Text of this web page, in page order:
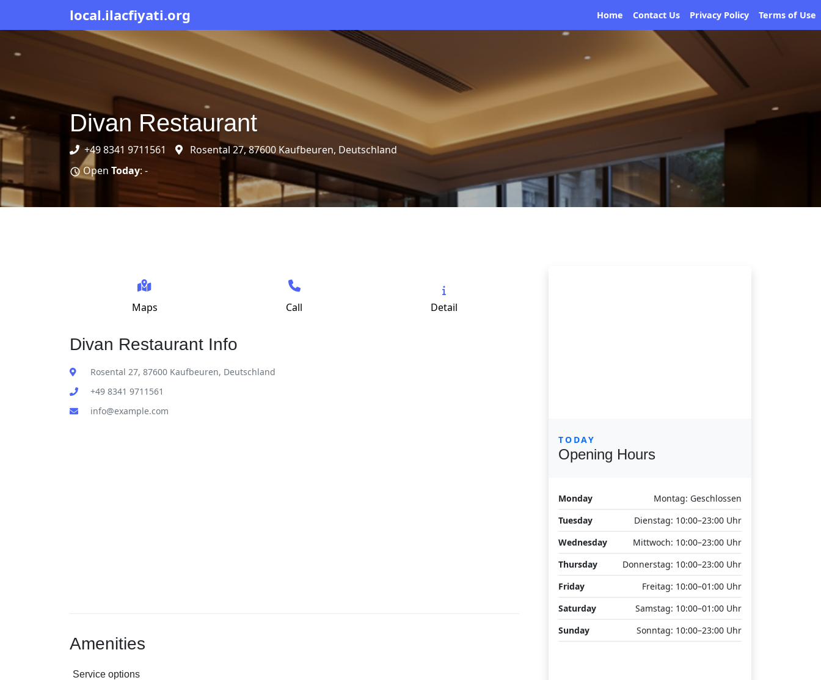
local.ilacfiyati.org Home Contact Us Privacy Policy Terms of Use
Divan Restaurant
+49 8341 9711561
Rosental 27, 87600 Kaufbeuren, Deutschland
Open Today: -
Maps Call Detail
Divan Restaurant Info
Rosental 27, 87600 Kaufbeuren, Deutschland
+49 8341 9711561
info@example.com
Amenities
Service options
TODAY
Opening Hours
Monday
Montag: Geschlossen
Tuesday
Dienstag: 10:00–23:00 Uhr
Wednesday
Mittwoch: 10:00–23:00 Uhr
Thursday
Donnerstag: 10:00–23:00 Uhr
Friday
Freitag: 10:00–01:00 Uhr
Saturday
Samstag: 10:00–01:00 Uhr
Sunday
Sonntag: 10:00–23:00 Uhr